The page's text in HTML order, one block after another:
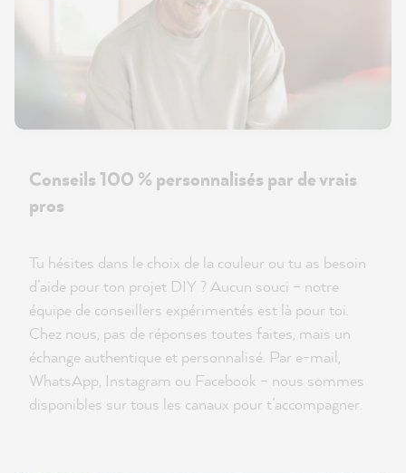
Conseils 100 % personnalisés par de vrais
pros
Tu hésites dans le choix de la couleur ou tu as besoin
d’aide pour ton projet DIY ? Aucun souci – notre
équipe de conseillers expérimentés est là pour toi.
Chez nous, pas de réponses toutes faites, mais un
échange authentique et personnalisé. Par e-mail,
WhatsApp, Instagram ou Facebook – nous sommes
disponibles sur tous les canaux pour t’accompagner.